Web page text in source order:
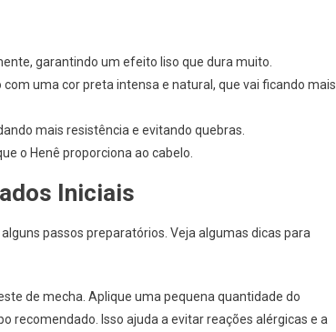
garantindo um efeito liso que dura muito.
com uma cor preta intensa e natural, que vai ficando mais
mais resistência e evitando quebras.
o Henê proporciona ao cabelo.
Iniciais
passos preparatórios. Veja algumas dicas para
de mecha. Aplique uma pequena quantidade do
recomendado. Isso ajuda a evitar reações alérgicas e a